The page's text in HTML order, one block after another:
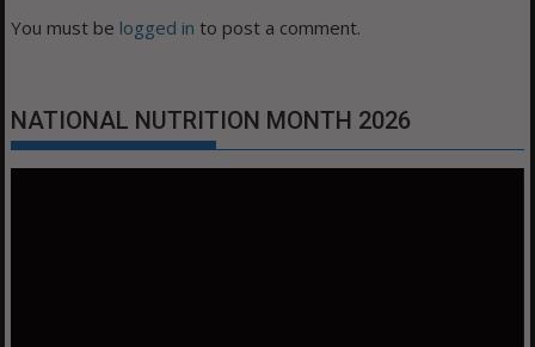
You must be logged in to post a comment.
NATIONAL NUTRITION MONTH 2026